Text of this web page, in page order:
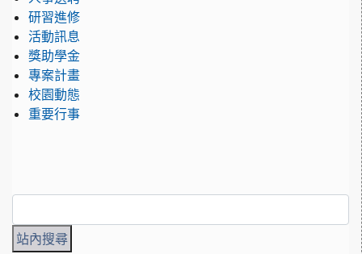
研習進修
活動訊息
獎助學金
專案計畫
校園動態
重要行事